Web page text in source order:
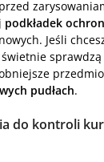
przed
podkładek
Jeśli
sprawdzą
pudłach.
do kontroli